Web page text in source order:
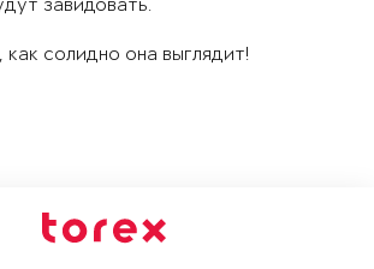
завидовать.
как солидно она выглядит!